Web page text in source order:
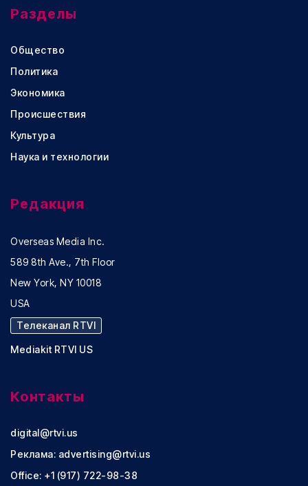
Разделы
Общество
Политика
Экономика
Происшествия
Культура
Наука и технологии
Редакция
Overseas Media Inc.
589 8th Ave., 7th Floor
New York, NY 10018
USA
Телеканал RTVI
Mediakit RTVI US
Контакты
digital@rtvi.us
Реклама: advertising@rtvi.us
Office: +1 (917) 722-98-38